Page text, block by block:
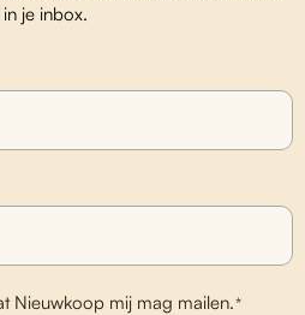
je inbox.
Nieuwkoop mij mag mailen.*